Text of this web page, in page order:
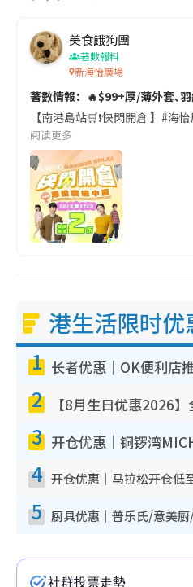
美食餓狗團
著數報料
新海怡廣場
著數情報：🔥$99+厚/薄外套､羽
【南港島站🛒❗️快閃開倉 】#
阅读更多
港生活限时优
1
2
3
4
5